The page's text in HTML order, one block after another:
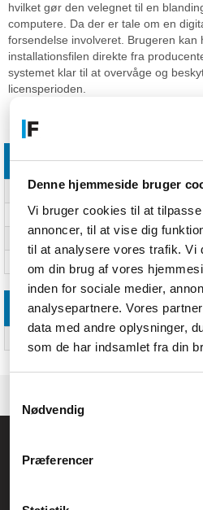
Denne hjemmeside bruger
Vi bruger cookies til at
annoncer, til at vise dig
til at analysere vores trafik. Vi
om din brug af vores
inden for sociale medier,
analysepartnere. Vores
data med andre oplysninger,
som de har indsamlet fra din
Nødvendig
Præferencer
hvilket gør den velegnet til en
computere. Da der er tale om en
forsendelse involveret. Brugeren kan
installationsfilen direkte fra
systemet klar til at overvåge og
licensperioden.
Specifikationer
Licens
Antal licenser 5 licens(er)
Softwaretype Elektronisk
Flersproget
Emballeringsdata
CVR.: 26208637
Generelle henvendelser: